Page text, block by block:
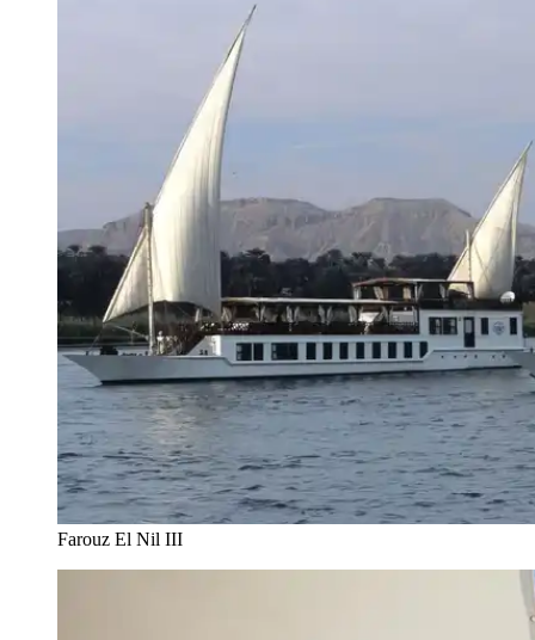
Farouz El Nil III